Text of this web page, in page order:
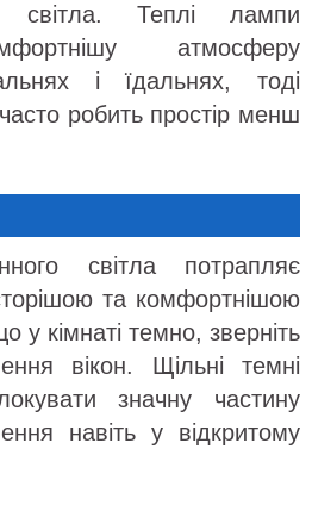
світла. Теплі лампи
атмосферу
і їдальнях, тоді
робить простір менш
світла потрапляє
та комфортнішою
у кімнаті темно, зверніть
вікон. Щільні темні
значну частину
навіть у відкритому